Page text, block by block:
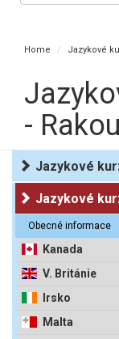
Home Jazykové
-
Jazykové
Jazykové
Obecné informace
Kanada
V. Británie
Irsko
Malta